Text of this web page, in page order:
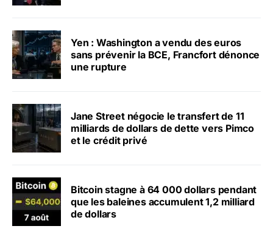
Yen : Washington a vendu des euros
sans prévenir la BCE, Francfort dénonce
une rupture
Jane Street négocie le transfert de 11
milliards de dollars de dette vers Pimco
et le crédit privé
Bitcoin stagne à 64 000 dollars pendant
que les baleines accumulent 1,2 milliard
de dollars